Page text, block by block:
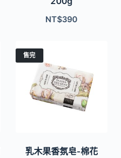
NT$390
售完
乳木果香氛皂-棉花